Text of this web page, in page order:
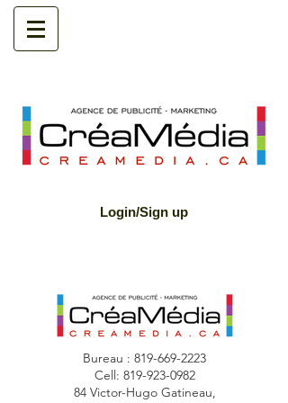
Login/Sign up
Bureau : 819-669-2223
Cell: 819-923-0982
84 Victor-Hugo Gatineau,